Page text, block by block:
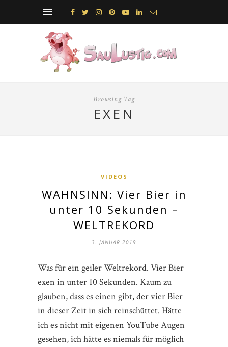
Browsing Tag
EXEN
VIDEOS
WAHNSINN: Vier Bier in
unter 10 Sekunden –
WELTREKORD
3. JANUAR 2019
Was für ein geiler Weltrekord. Vier Bier
exen in unter 10 Sekunden. Kaum zu
glauben, dass es einen gibt, der vier Bier
in dieser Zeit in sich reinschüttet. Hätte
ich es nicht mit eigenen YouTube Augen
gesehen, ich hätte es niemals für möglich